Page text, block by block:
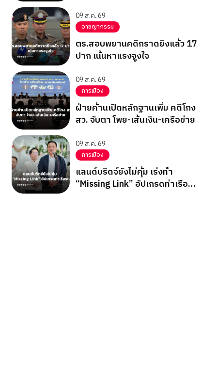
09 ส.ค. 69
อาชญากรรม
ตร.สอบพยานคดีกราดยิงแล้ว 17
ปาก เน้นหาแรงจูงใจ
09 ส.ค. 69
การเมือง
ฝ่ายค้านเปิดหลักฐานเพิ่ม คดีโกง
สว. จับตา โพย-เส้นเงิน-เครือข่าย
09 ส.ค. 69
การเมือง
แลนด์บริดจ์ยังไม่คุ้ม เร่งทำ
“Missing Link” อัปเกรดท่าเรือ